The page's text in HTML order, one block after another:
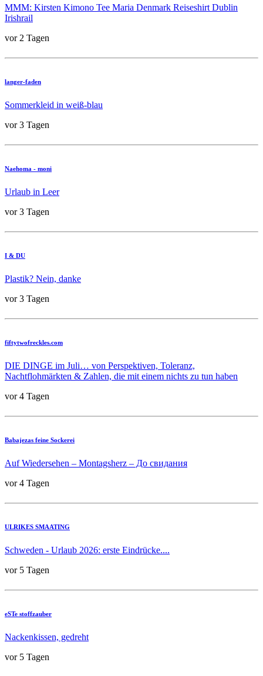
MMM: Kirsten Kimono Tee Maria Denmark Reiseshirt Dublin
Irishrail
vor 2 Tagen
langer-faden
Sommerkleid in weiß-blau
vor 3 Tagen
Naehoma - moni
Urlaub in Leer
vor 3 Tagen
I & DU
Plastik? Nein, danke
vor 3 Tagen
fiftytwofreckles.com
DIE DINGE im Juli… von Perspektiven, Toleranz,
Nachtflohmärkten & Zahlen, die mit einem nichts zu tun haben
vor 4 Tagen
Babajezas feine Sockerei
Auf Wiedersehen – Montagsherz – До свидания
vor 4 Tagen
ULRIKES SMAATING
Schweden - Urlaub 2026: erste Eindrücke....
vor 5 Tagen
eSTe stoffzauber
Nackenkissen, gedreht
vor 5 Tagen